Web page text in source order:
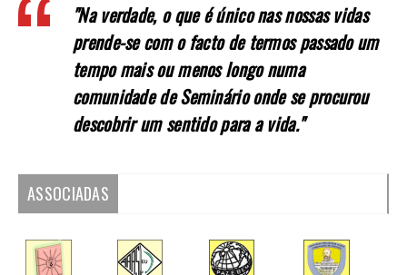
"Na verdade, o que é único nas nossas vidas
prende-se com o facto de termos passado um
tempo mais ou menos longo numa
comunidade de Seminário onde se procurou
descobrir um sentido para a vida."
ASSOCIADAS